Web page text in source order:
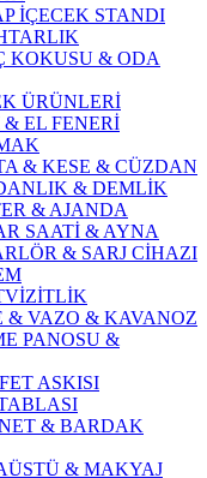
İÇECEK STANDI
KOKUSU & ODA
ÜRÜNLERİ
EL FENERİ
& KESE & CÜZDAN
& DEMLİK
& AJANDA
SAATİ & AYNA
& SARJ CİHAZI
& VAZO & KAVANOZ
PANOSU &
ASKISI
& BARDAK
& MAKYAJ